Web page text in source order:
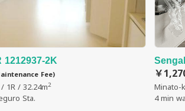
1212937-2K
Fee)
1R / 32.24m2
Sta.
￥
Minato-
4 min